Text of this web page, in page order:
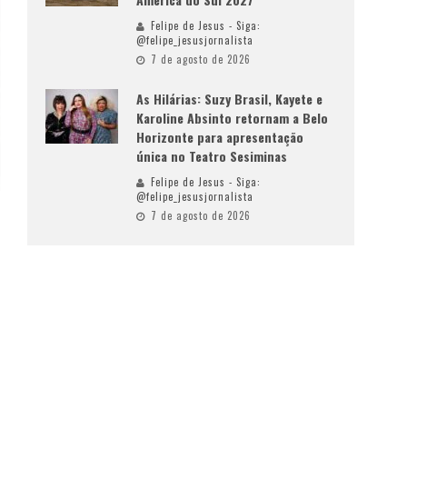
Felipe de Jesus - Siga:
@felipe_jesusjornalista
7 de agosto de 2026
As Hilárias: Suzy Brasil, Kayete e
Karoline Absinto retornam a Belo
Horizonte para apresentação
única no Teatro Sesiminas
Felipe de Jesus - Siga:
@felipe_jesusjornalista
7 de agosto de 2026